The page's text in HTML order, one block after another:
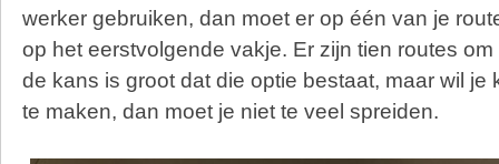
werker gebruiken, dan moet er op één van je
op het eerstvolgende vakje. Er zijn tien routes
de kans is groot dat die optie bestaat, maar wil je
te maken, dan moet je niet te veel spreiden.